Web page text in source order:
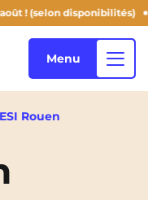
(selon disponibilités) 🔥
Menu
Rouen